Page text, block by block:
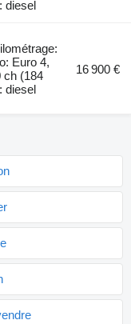
diesel
Euro 4,
ch (184
diesel
16 900 €